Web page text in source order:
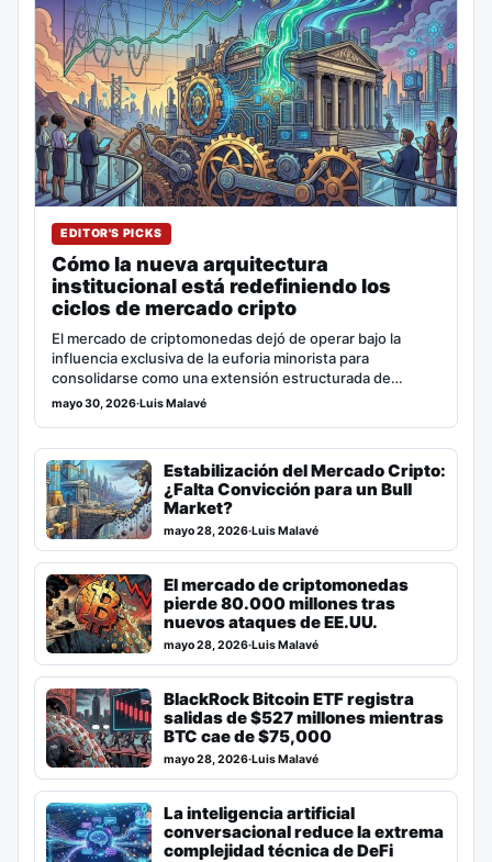
EDITOR'S PICKS
Cómo la nueva arquitectura
institucional está redefiniendo los
ciclos de mercado cripto
El mercado de criptomonedas dejó de operar bajo la
influencia exclusiva de la euforia minorista para
consolidarse como una extensión estructurada de…
mayo 30, 2026·Luis Malavé
Estabilización del Mercado Cripto:
¿Falta Convicción para un Bull
Market?
mayo 28, 2026·Luis Malavé
El mercado de criptomonedas
pierde 80.000 millones tras
nuevos ataques de EE.UU.
mayo 28, 2026·Luis Malavé
BlackRock Bitcoin ETF registra
salidas de $527 millones mientras
BTC cae de $75,000
mayo 28, 2026·Luis Malavé
La inteligencia artificial
conversacional reduce la extrema
complejidad técnica de DeFi